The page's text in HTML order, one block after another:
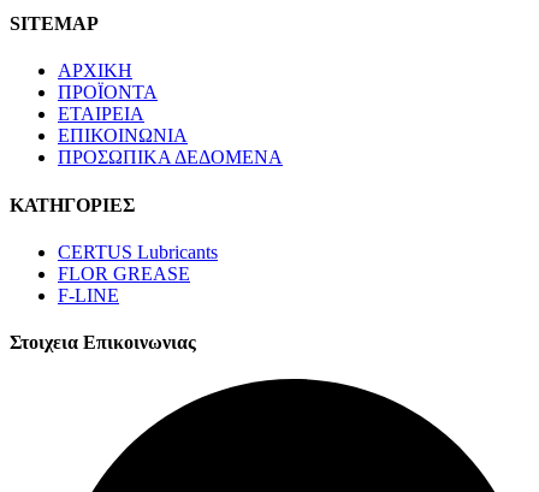
SITEMAP
ΑΡΧΙΚΗ
ΠΡΟΪΟΝΤΑ
ΕΤΑΙΡΕΙΑ
ΕΠΙΚΟΙΝΩΝΙΑ
ΠΡΟΣΩΠΙΚΑ ΔΕΔΟΜΕΝΑ
ΚΑΤΗΓΟΡΙΕΣ
CERTUS Lubricants
FLOR GREASE
F-LINE
Στοιχεια Επικοινωνιας